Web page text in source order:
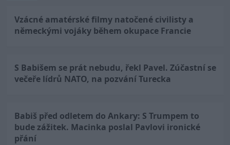
Vzácné amatérské filmy natočené civilisty a
německými vojáky během okupace Francie
S Babišem se prát nebudu, řekl Pavel. Zúčastní se
večeře lídrů NATO, na pozvání Turecka
Babiš před odletem do Ankary: S Trumpem to
bude zážitek. Macinka poslal Pavlovi ironické
přání